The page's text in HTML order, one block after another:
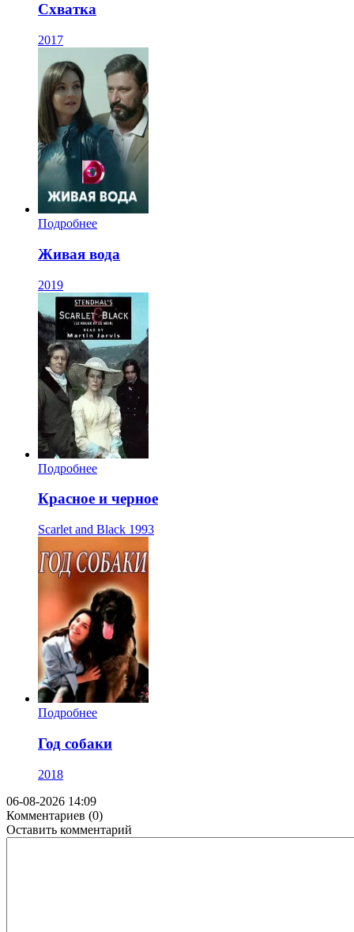
Схватка
2017
Подробнее
Живая вода
2019
Подробнее
Красное и черное
Scarlet and Black 1993
Подробнее
Год собаки
2018
06-08-2026 14:09
Комментариев (0)
Оставить комментарий